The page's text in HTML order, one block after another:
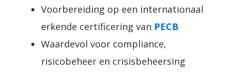
Voorbereiding op een internationaal
erkende certificering van PECB
Waardevol voor compliance,
risicobeheer en crisisbeheersing